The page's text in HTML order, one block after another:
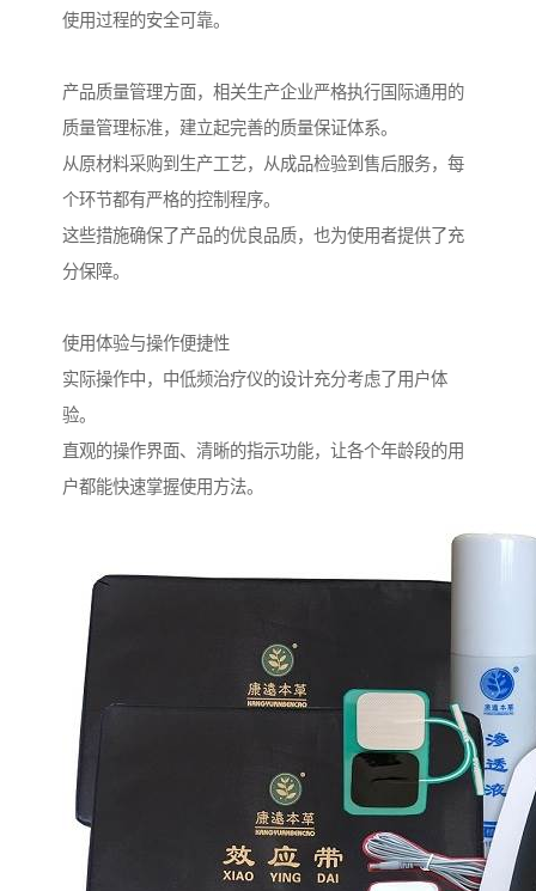
使用过程的安全可靠。
产品质量管理方面，相关生产企业严格执行国际通用的
质量管理标准，建立起完善的质量保证体系。
从原材料采购到生产工艺，从成品检验到售后服务，每
个环节都有严格的控制程序。
这些措施确保了产品的优良品质，也为使用者提供了充
分保障。
使用体验与操作便捷性
实际操作中，中低频治疗仪的设计充分考虑了用户体
验。
直观的操作界面、清晰的指示功能，让各个年龄段的用
户都能快速掌握使用方法。